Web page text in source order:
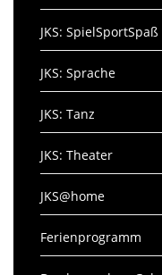
JKS: SpielSportSpaß
JKS: Sprache
JKS: Tanz
JKS: Theater
JKS@home
Ferienprogramm